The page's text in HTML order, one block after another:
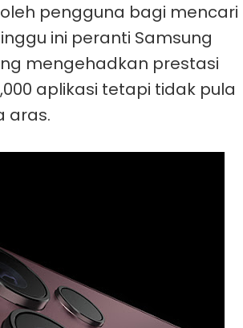
pengguna bagi mencari
ini peranti Samsung
mengehadkan prestasi
aplikasi tetapi tidak pula
aras.